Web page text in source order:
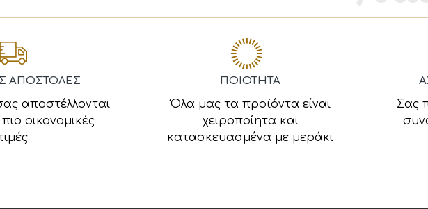
ΑΠΟΣΤΟΛΕΣ
αποστέλλονται
οικονομικές
ΠΟΙΟΤΗΤΑ
Όλα μας τα προϊόντα είναι
χειροποίητα και
κατασκευασμένα με μεράκι
Σας